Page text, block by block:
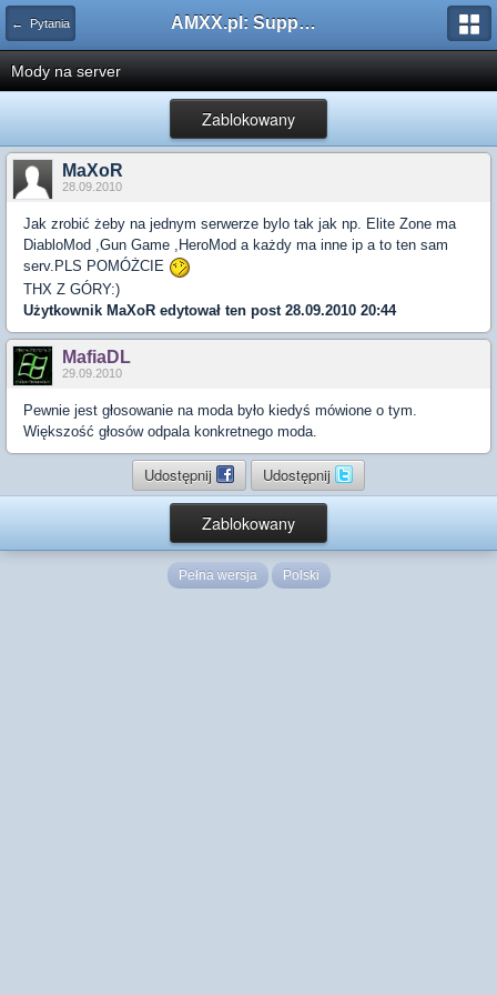
← Pytania AMXX.pl: Support AMX Mod X i SourceMod
Mody na server
Zablokowany
MaXoR
28.09.2010
Jak zrobić żeby na jednym serwerze bylo tak jak np. Elite Zone ma
DiabloMod ,Gun Game ,HeroMod a każdy ma inne ip a to ten sam
serv.PLS POMÓŻCIE
THX Z GÓRY:)
Użytkownik MaXoR edytował ten post 28.09.2010 20:44
MafiaDL
29.09.2010
Pewnie jest głosowanie na moda było kiedyś mówione o tym.
Większość głosów odpala konkretnego moda.
Udostępnij Udostępnij
Zablokowany
Pełna wersja Polski